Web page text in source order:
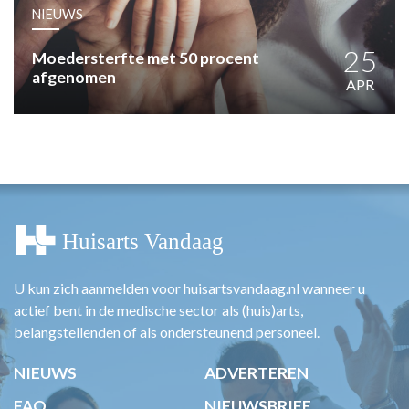
PRAKTIJKZAKEN
TARIEVEN
VPHUISARTSEN
MEDISCHE VAKHANDEL
NIEUWS
Moedersterfte met 50 procent
afgenomen
25
APR
U kun zich aanmelden voor huisartsvandaag.nl wanneer u
actief bent in de medische sector als (huis)arts,
belangstellenden of als ondersteunend personeel.
NIEUWS
ADVERTEREN